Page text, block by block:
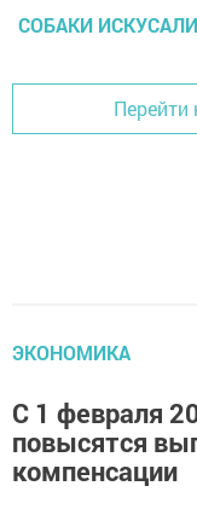
СОБАКИ
Перейти
ЭКОНОМИКА
С 1 февраля
повысятся
компенсации